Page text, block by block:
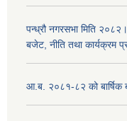
पन्ध्रौ नगरसभा मिति
बजेट, नीति तथा कार्यक्रम
आ.ब. २०८१-८२ को बार्षिक